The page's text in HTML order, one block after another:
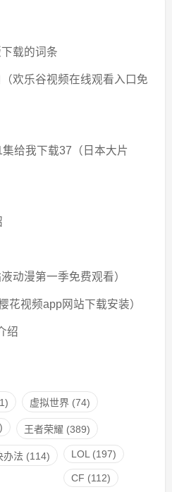
载的词条
欢乐谷视频在线观看入口免
给我下载37（日本大片
动漫第一季免费观看）
花视频app网站下载安装）
绍
虚拟世界(74)
王者荣耀 (389)
办法 (114) LOL (197)
CF (112)